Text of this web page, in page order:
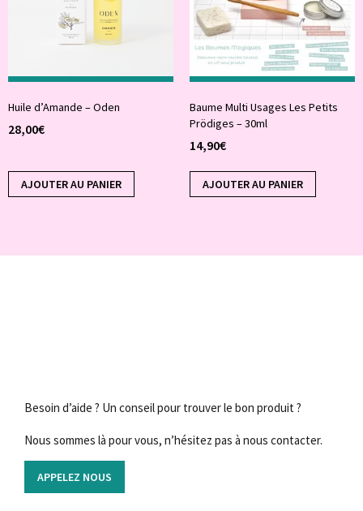
Huile d’Amande – Oden
28,00€
AJOUTER AU PANIER
Baume Multi Usages Les Petits
Prödiges – 30ml
14,90€
AJOUTER AU PANIER
Besoin d’aide ? Un conseil pour trouver le bon produit ?
Nous sommes là pour vous, n’hésitez pas à nous contacter.
APPELEZ NOUS